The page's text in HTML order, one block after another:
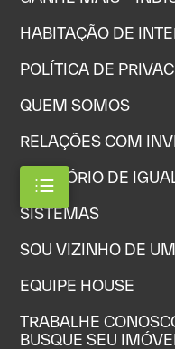
HABITAÇÃO DE
POLÍTICA DE
QUEM SOMOS
RELAÇÕES COM
RELATÓRIO DE
SISTEMAS
SOU VIZINHO DE
EQUIPE HOUSE
TRABALHE
BUSQUE SEU